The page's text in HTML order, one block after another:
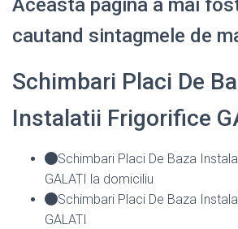
Aceasta pagina a mai
cautand sintagmele de
Schimbari Placi De
Instalatii Frigorifice
Schimbari Placi De Baza
GALATI la domiciliu
Schimbari Placi De Baza
GALATI